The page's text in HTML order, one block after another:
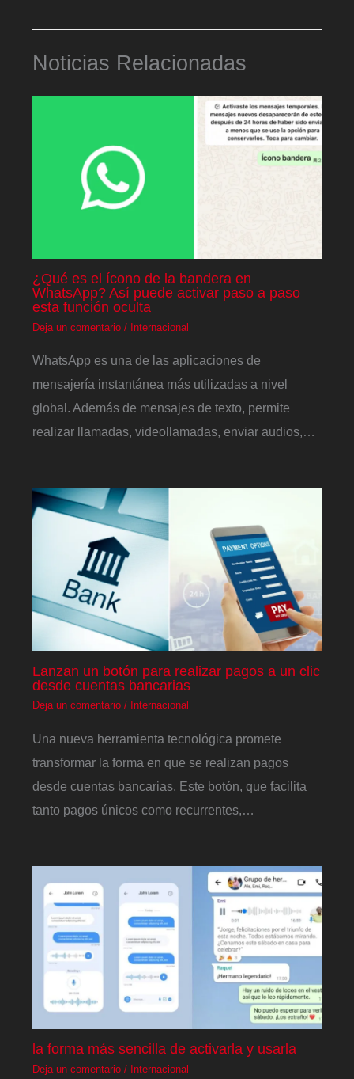
Noticias Relacionadas
¿Qué es el ícono de la bandera en
WhatsApp? Así puede activar paso a paso
esta función oculta
Deja un comentario / Internacional
WhatsApp es una de las aplicaciones de
mensajería instantánea más utilizadas a nivel
global. Además de mensajes de texto, permite
realizar llamadas, videollamadas, enviar audios,…
Lanzan un botón para realizar pagos a un clic
desde cuentas bancarias
Deja un comentario / Internacional
Una nueva herramienta tecnológica promete
transformar la forma en que se realizan pagos
desde cuentas bancarias. Este botón, que facilita
tanto pagos únicos como recurrentes,…
la forma más sencilla de activarla y usarla
Deja un comentario / Internacional